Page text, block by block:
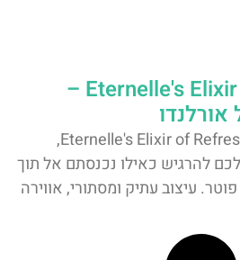
Eternelle's Elixir of Refreshment –
ברוכים הבאים ל-Eternelle's Elixir of Refreshment,
להרגיש כאילו נכנסתם אל תוך
עיצוב עתיק ומסתורי, אווירה